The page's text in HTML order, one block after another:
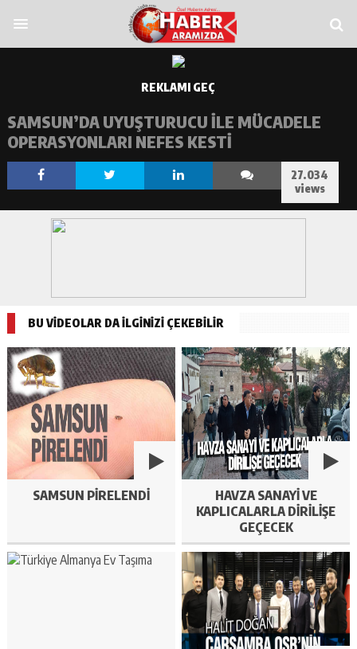
jojobetlunabetmarsbahisgrandpashabet
REKLAMI GEÇ
SAMSUN’DA UYUŞTURUCU ILE MÜCADELE
OPERASYONLARI NEFES KESTI
27.034
views
BU VİDEOLAR DA İLGİNİZİ ÇEKEBİLİR
SAMSUN PIRELENDI
HAVZA SANAYI VE
KAPLICALARLA DIRILIŞE
GEÇECEK